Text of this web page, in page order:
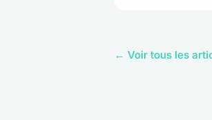
← Voir tous les